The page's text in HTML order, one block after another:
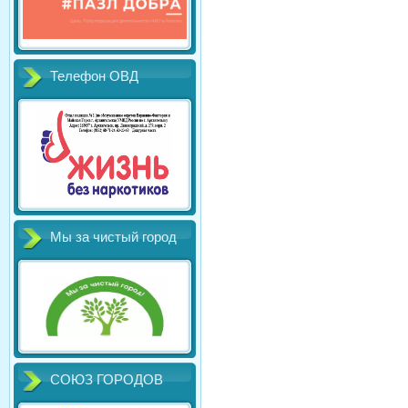
Телефон ОВД
Мы за чистый город
СОЮЗ ГОРОДОВ